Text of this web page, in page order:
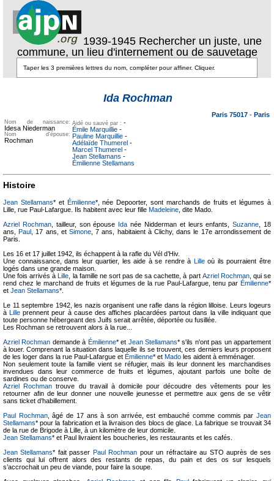
1939-1945 Rechercher un juste, une
commune, un lieu d'internement ou de sauvetage
Ida Rochman
Paris 75017 - Paris
Nom de naissance:
Idesa Niederman
Nom d'épouse:
Rochman
Aidé ou sauvé par : -
Émile Marquillie -
Pauline Marquillie -
Adélaïde Thumerel -
Marcel Thumerel -
Jean Stellamans -
Émilienne Stellamans
Histoire
Jean Stellamans* et Émilienne*, née Depoorter, sont marchands de fruits et légumes à
Lille, rue Paul-Lafargue. Ils habitent avec leur fille Madeleine , dite Mado.
Azriel Rochman, tailleur, son épouse Ida née Nidderman et leurs enfants,Suzanne , 18
ans,Paul , 17 ans, etSimone , 7 ans, habitaient à Clichy, dans le 17e arrondissement de
Paris.
Les 16 et 17 juillet 1942, ils échappent à la rafle du Vél d’Hiv.
Une connaissance, dans leur quartier, les aide à se rendre à Lilleoù ils pourraient être
logés dans une grande maison.
Une fois arrivés àLille , la famille ne sort pas de sa cachette, à part Azriel Rochman, qui se
rend chez le marchand de fruits et légumes de la rue Paul-Lafargue, tenu par Émilienne*
et Jean Stellamans*.
Le 11 septembre 1942, les nazis organisent une rafle dans la région lilloise. Leurs logeurs
àLille prennent peur à cause des affiches placardées partout dans la ville indiquant que
toute personne hébergeant des Juifs serait arrêtée, déportée ou fusillée.
Les Rochman se retrouvent alors à la rue...
Azriel Rochman demande à Émilienne* et Jean Stellamans* s'ils n'ont pas un appartement
à louer. Comprenant la situation dans laquelle ils se trouvent, ces derniers leurs proposent
de les loger dans la rue Paul-Lafargue et Émilienne* et Mado les aident à emménager.
Non seulement toute la famille vient se réfugier, mais ils leur donnent les marchandises
invendues dans leur commerce de fruits et légumes, ajoutant parfois une boîte de
sardines ou de conserve.
Azriel Rochman trouve du travail à domicile pour découdre des vêtements pour les
retourner afin de leur donner une nouvelle jeunesse et permettre aux gens de se vêtir
sans ticket d’habillement.
Paul Rochman, âgé de 17 ans à son arrivée, est embauché comme commis parJean
Stellamans* pour la fabrication et la livraison des blocs de glace. La fabrique se trouvait 34
de la rue de Brigode à Lille, à un kilomètre de leur domicile.
Jean Stellamans* et Paul livraient les boucheries, les restaurants et les cafés.
Jean Stellamans* fait passer Paul Rochman pour un réfractaire au STO auprès de ses
clients qui lui offrent alors des restants de repas, du pain et des os sur lesquels
s’accrochait un peu de viande, pour faire la soupe.